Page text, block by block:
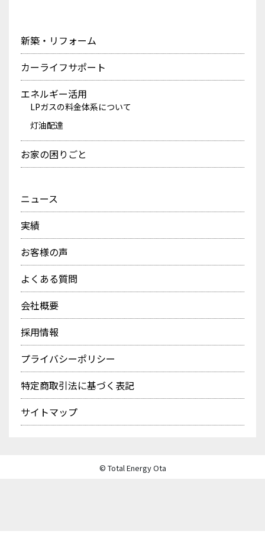
新築・リフォーム
カーライフサポート
エネルギー活用
LPガスの料金体系について
灯油配達
お家の困りごと
ニュース
実績
お客様の声
よくある質問
会社概要
採用情報
プライバシーポリシー
特定商取引法に基づく表記
サイトマップ
© Total Energy Ota